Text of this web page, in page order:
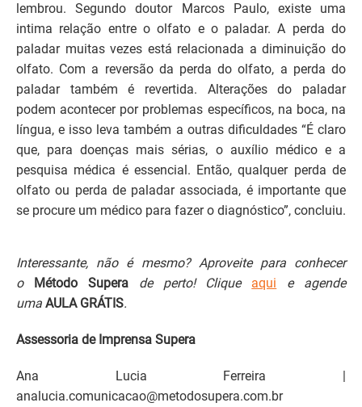
lembrou. Segundo doutor Marcos Paulo, existe uma
intima relação entre o olfato e o paladar. A perda do
paladar muitas vezes está relacionada a diminuição do
olfato. Com a reversão da perda do olfato, a perda do
paladar também é revertida. Alterações do paladar
podem acontecer por problemas específicos, na boca, na
língua, e isso leva também a outras dificuldades “É claro
que, para doenças mais sérias, o auxílio médico e a
pesquisa médica é essencial. Então, qualquer perda de
olfato ou perda de paladar associada, é importante que
se procure um médico para fazer o diagnóstico”, concluiu.
Interessante, não é mesmo? Aproveite para conhecer
o Método Superade perto! Clique aqui e agende
uma AULA GRÁTIS.
Assessoria de Imprensa Supera
Ana Lucia Ferreira |
analucia.comunicacao@metodosupera.com.br